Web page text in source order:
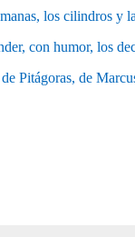
los cilindros y
con humor, los
Pitágoras, de